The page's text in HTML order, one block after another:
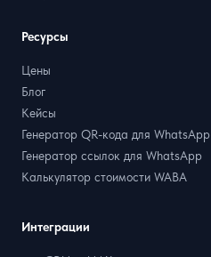
Интеграции
Ресурсы
Цены
Блог
Кейсы
Генератор QR-кода для WhatsApp
Генератор ссылок для WhatsApp
Калькулятор стоимости WABA